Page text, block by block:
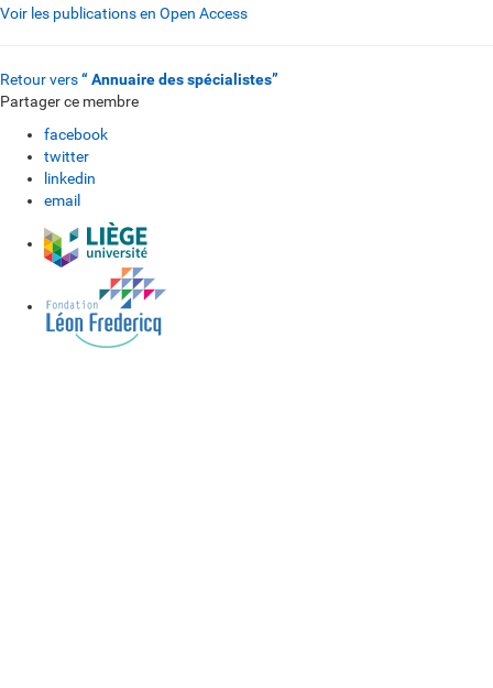
Voir les publications en Open Access
Retour vers“ Annuaire des spécialistes”
Partager ce membre
facebook
twitter
linkedin
email